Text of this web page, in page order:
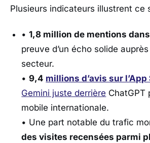
Plusieurs indicateurs illustrent ce
•1,8 million de mentions
preuve d’un écho solide
secteur.
•9,4 millions d’avis sur l’App
Gemini juste derrière ChatGPT
mobile internationale.
• Une part notable du trafic
des visites recensées parmi